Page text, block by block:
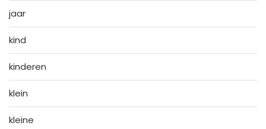
jaar
kind
kinderen
klein
kleine